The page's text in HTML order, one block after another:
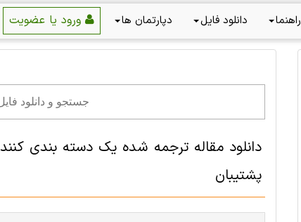
راهنما دانلود فایل دپارتمان ها
دانلود مقاله ترجمه شده یک دسته بندی
پشتیبان